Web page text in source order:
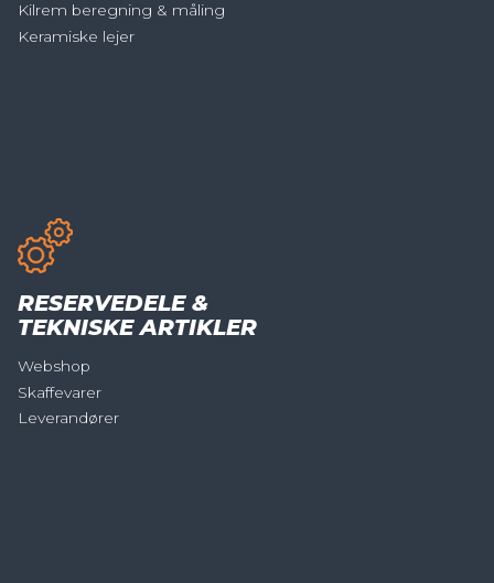
Kilrem beregning & måling
Keramiske lejer
RESERVEDELE &
TEKNISKE ARTIKLER
Webshop
Skaffevarer
Leverandører